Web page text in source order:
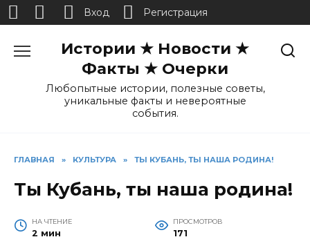
Истории ★ Новости ★
Факты ★ Очерки
Любопытные истории, полезные советы,
уникальные факты и невероятные
события.
ГЛАВНАЯ » КУЛЬТУРА » ТЫ КУБАНЬ, ТЫ НАША РОДИНА!
Ты Кубань, ты наша родина!
НА ЧТЕНИЕ
2 мин
ПРОСМОТРОВ
171
Вход Регистрация